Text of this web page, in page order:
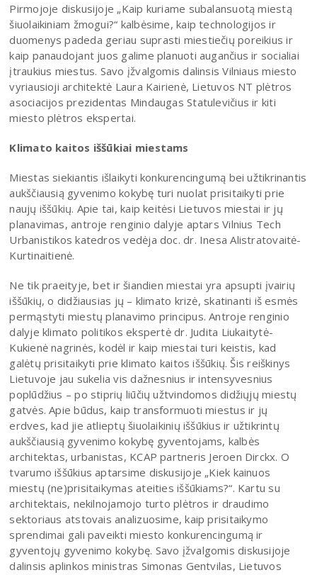
Pirmojoje diskusijoje „Kaip kuriame subalansuotą miestą
šiuolaikiniam žmogui?“ kalbėsime, kaip technologijos ir
duomenys padeda geriau suprasti miestiečių poreikius ir
kaip panaudojant juos galime planuoti augančius ir socialiai
įtraukius miestus. Savo įžvalgomis dalinsis Vilniaus miesto
vyriausioji architektė Laura Kairienė, Lietuvos NT plėtros
asociacijos prezidentas Mindaugas Statulevičius ir kiti
miesto plėtros ekspertai.
Klimato kaitos iššūkiai miestams
Miestas siekiantis išlaikyti konkurencingumą bei užtikrinantis
aukščiausią gyvenimo kokybę turi nuolat prisitaikyti prie
naujų iššūkių. Apie tai, kaip keitėsi Lietuvos miestai ir jų
planavimas, antroje renginio dalyje aptars Vilnius Tech
Urbanistikos katedros vedėja doc. dr. Inesa Alistratovaitė-
Kurtinaitienė.
Ne tik praeityje, bet ir šiandien miestai yra apsupti įvairių
iššūkių, o didžiausias jų – klimato krizė, skatinanti iš esmės
permąstyti miestų planavimo principus. Antroje renginio
dalyje klimato politikos ekspertė dr. Judita Liukaitytė-
Kukienė nagrinės, kodėl ir kaip miestai turi keistis, kad
galėtų prisitaikyti prie klimato kaitos iššūkių. Šis reiškinys
Lietuvoje jau sukelia vis dažnesnius ir intensyvesnius
poplūdžius – po stiprių liūčių užtvindomos didžiųjų miestų
gatvės. Apie būdus, kaip transformuoti miestus ir jų
erdves, kad jie atlieptų šiuolaikinių iššūkius ir užtikrintų
aukščiausią gyvenimo kokybę gyventojams, kalbės
architektas, urbanistas, KCAP partneris Jeroen Dirckx. O
tvarumo iššūkius aptarsime diskusijoje „Kiek kainuos
miestų (ne)prisitaikymas ateities iššūkiams?“. Kartu su
architektais, nekilnojamojo turto plėtros ir draudimo
sektoriaus atstovais analizuosime, kaip prisitaikymo
sprendimai gali paveikti miesto konkurencingumą ir
gyventojų gyvenimo kokybę. Savo įžvalgomis diskusijoje
dalinsis aplinkos ministras Simonas Gentvilas, Lietuvos